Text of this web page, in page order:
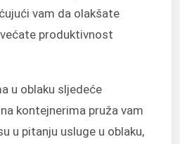
vam da olakšate
produktivnost
u oblaku sljedeće
kontejnerima pruža vam
u pitanju usluge u oblaku,